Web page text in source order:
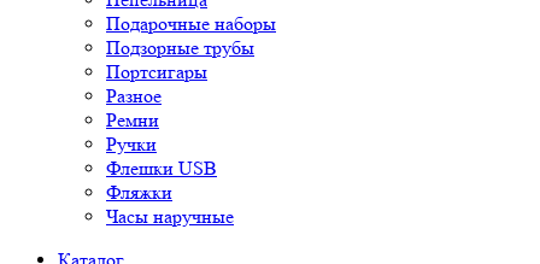
Подарочные наборы
Подзорные трубы
Портсигары
Разное
Ремни
Ручки
Флешки USB
Фляжки
Часы наручные